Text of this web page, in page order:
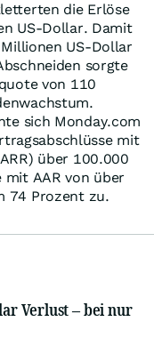
die Erlöse
US-Dollar. Damit
US-Dollar
sorgte
von 110
sich Monday.com
mit
über 100.000
AAR von über
74 Prozent zu.
Verlust – bei nur